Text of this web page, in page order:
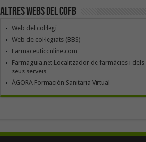
Altres webs del COFB
Web del col·legi
Web de col·legiats (BBS)
Farmaceuticonline.com
Farmaguia.net Localitzador de farmàcies i dels
seus serveis
ÁGORA Formación Sanitaria Virtual